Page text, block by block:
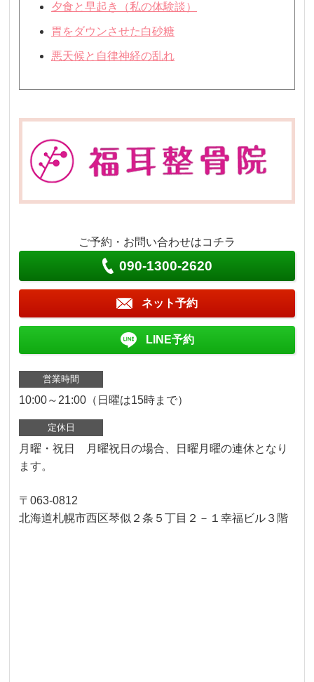
夕食と早起き（私の体験談）
胃をダウンさせた白砂糖
悪天候と自律神経の乱れ
ご予約・お問い合わせはコチラ
090-1300-2620
ネット予約
LINE予約
営業時間
10:00～21:00（日曜は15時まで）
定休日
月曜・祝日 月曜祝日の場合、日曜月曜の連休となり
ます。
〒063-0812
北海道札幌市西区琴似２条５丁目２－１幸福ビル３階